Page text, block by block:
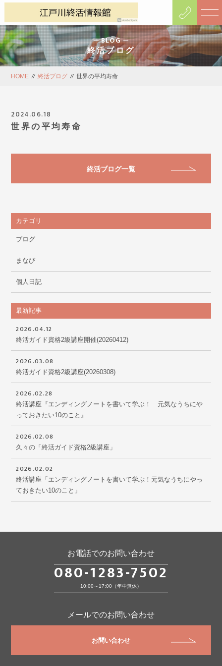
BLOG
終活ブログ
HOME // 終活ブログ // 世界の平均寿命
2024.06.18
世界の平均寿命
終活ブログ一覧
カテゴリ
ブログ
まなび
個人日記
最新記事
2026.04.12
終活ガイド資格2級講座開催(20260412)
2026.03.08
終活ガイド資格2級講座(20260308)
2026.02.28
終活講座『エンディングノートを書いて学ぶ！ 元気なうちにや
っておきたい10のこと』
2026.02.08
久々の「終活ガイド資格2級講座」
2026.02.02
終活講座「エンディングノートを書いて学ぶ！元気なうちにやっ
ておきたい10のこと」
お電話でのお問い合わせ
080-1283-7502
10:00～17:00（年中無休）
メールでのお問い合わせ
お問い合わせ